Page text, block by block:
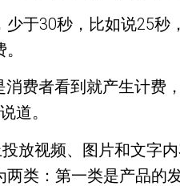
于30秒，比如说25秒
消费者看到就产生计
道。
放视频、图片和文字
类：第一类是产品